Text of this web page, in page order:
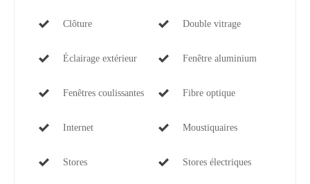
Clôture Double vitrage
Éclairage extérieur Fenêtre aluminium
Fenêtres coulissantes Fibre optique
Internet Moustiquaires
Stores Stores électriques